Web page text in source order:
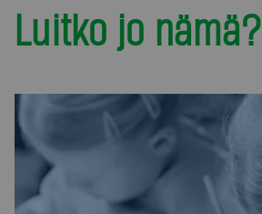
Luitko jo nämä?